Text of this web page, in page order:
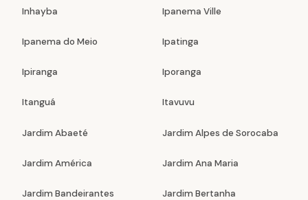
Inhayba Ipanema Ville
Ipanema do Meio Ipatinga
Ipiranga Iporanga
Itanguá Itavuvu
Jardim Abaeté Jardim Alpes de Sorocaba
Jardim América Jardim Ana Maria
Jardim Bandeirantes Jardim Bertanha